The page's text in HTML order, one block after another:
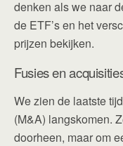
denken als we naar
de ETF’s en het
prijzen bekijken.
Fusies en
We zien de laatste
(M&A) langskomen.
doorheen, maar om